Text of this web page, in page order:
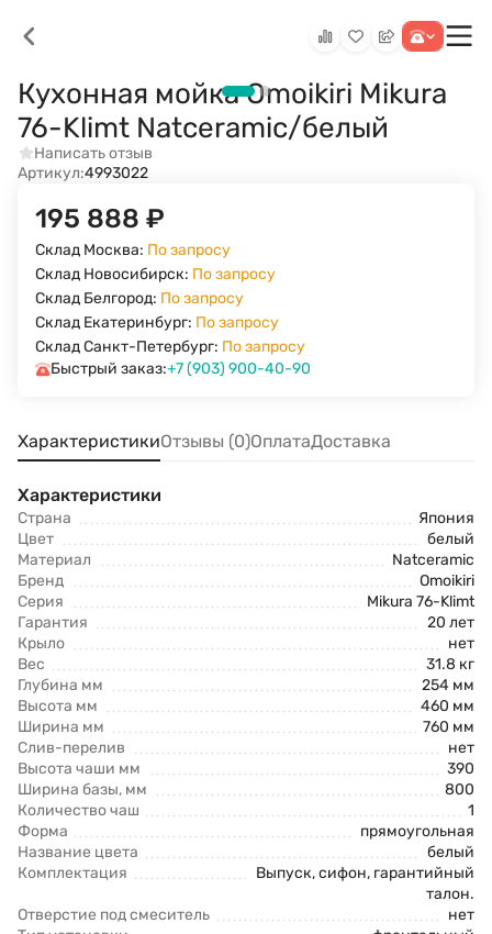
Кухонная мойка Omoikiri Mikura
76-Klimt Natceramic/белый
Написать отзыв
Артикул:4993022
195 888 ₽
Склад Москва: По запросу
Склад Новосибирск: По запросу
Склад Белгород: По запросу
Склад Екатеринбург: По запросу
Склад Санкт-Петербург: По запросу
Быстрый заказ:+7 (903) 900-40-90
ХарактеристикиОтзывы (0)ОплатаДоставка
Характеристики
Страна
Япония
Цвет
белый
Материал
Natceramic
Бренд
Omoikiri
Серия
Mikura 76-Klimt
Гарантия
20 лет
Крыло
нет
Вес
31.8 кг
Глубина мм
254 мм
Высота мм
460 мм
Ширина мм
760 мм
Слив-перелив
нет
Высота чаши мм
390
Ширина базы, мм
800
Количество чаш
1
Форма
прямоугольная
Название цвета
белый
Комплектация
Выпуск, сифон, гарантийный
талон.
Отверстие под смеситель
нет